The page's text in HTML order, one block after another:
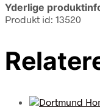
Yderlige
Produkt id: 13520